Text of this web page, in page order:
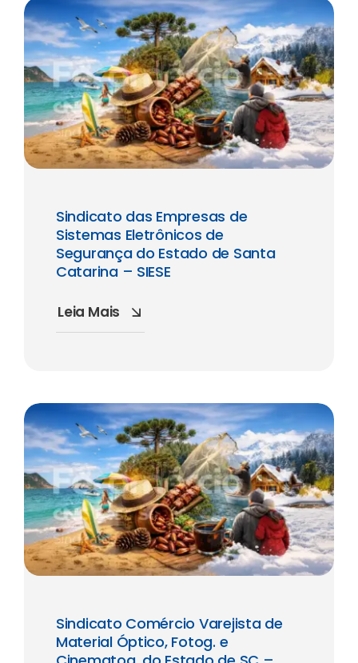
Sindicato das Empresas de
Sistemas Eletrônicos de
Segurança do Estado de Santa
Catarina – SIESE
Leia Mais
Sindicato Comércio Varejista de
Material Óptico, Fotog. e